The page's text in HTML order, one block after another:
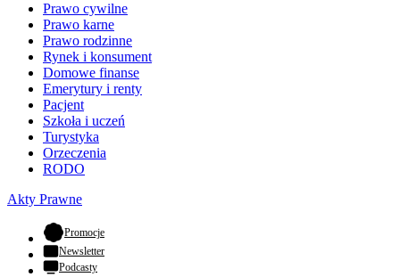
Prawo cywilne
Prawo karne
Prawo rodzinne
Rynek i konsument
Domowe finanse
Emerytury i renty
Pacjent
Szkoła i uczeń
Turystyka
Orzeczenia
RODO
Akty Prawne
Promocje- otwiera się w nowej karcie
Newsletter
Podcasty